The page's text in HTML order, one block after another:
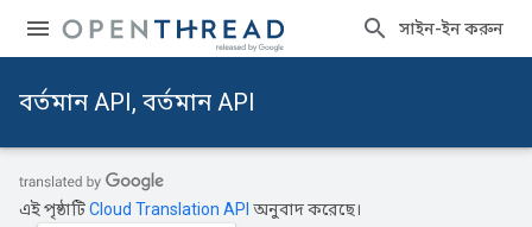
সাইন-ইন করুন
বর্তমান API, বর্তমান API
এই পৃষ্ঠাটিCloud Translation API অনুবাদ করেছে।